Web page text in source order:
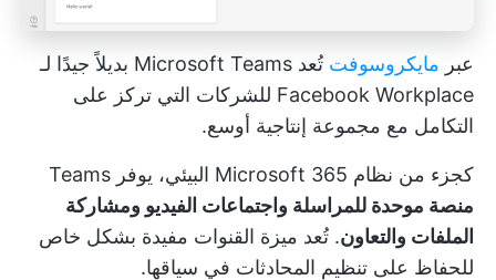
عبر مايكروسوفت
تُعد Microsoft Teams بديلاً جيدًا لـ
Facebook Workplace للشركات التي تركز على
التكامل مع مجموعة إنتاجية أوسع.
كجزء من نظام Microsoft 365 البيئي، يوفر Teams
منصة موحدة للمراسلة واجتماعات الفيديو ومشاركة
الملفات والتعاون. تُعد ميزة القنوات مفيدة بشكل خاص
للحفاظ على تنظيم المحادثات في سياقها.